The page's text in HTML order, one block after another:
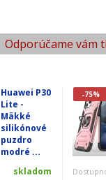
Odporúčame vám
Huawei P30
Lite -
Mäkké
silikónové
puzdro
modré ...
skladom
-75%